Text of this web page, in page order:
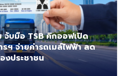
จับมือ TSB คิกออฟเปิด
ฯ จ่ายค่ารถเมล์ไฟฟ้า ลด
งประชาชน